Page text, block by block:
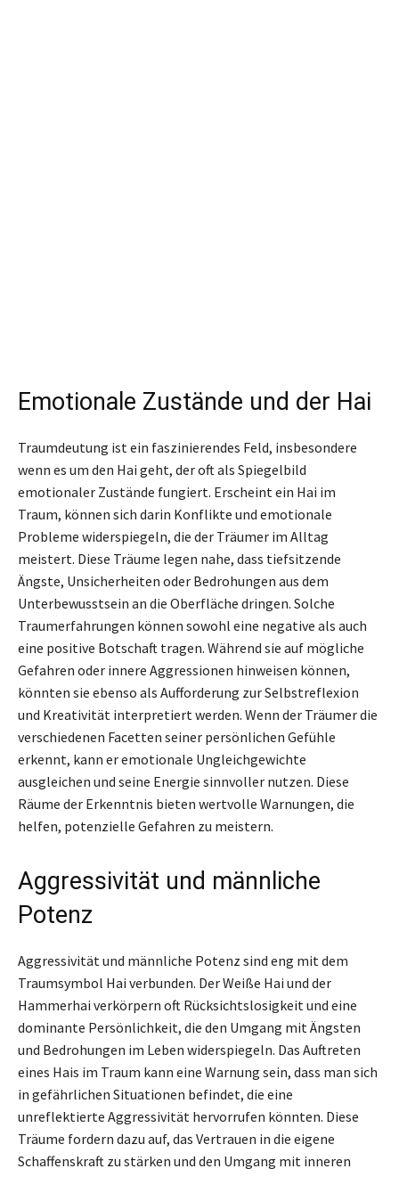
Emotionale Zustände und der Hai
Traumdeutung ist ein faszinierendes Feld, insbesondere
wenn es um den Hai geht, der oft als Spiegelbild
emotionaler Zustände fungiert. Erscheint ein Hai im
Traum, können sich darin Konflikte und emotionale
Probleme widerspiegeln, die der Träumer im Alltag
meistert. Diese Träume legen nahe, dass tiefsitzende
Ängste, Unsicherheiten oder Bedrohungen aus dem
Unterbewusstsein an die Oberfläche dringen. Solche
Traumerfahrungen können sowohl eine negative als auch
eine positive Botschaft tragen. Während sie auf mögliche
Gefahren oder innere Aggressionen hinweisen können,
könnten sie ebenso als Aufforderung zur Selbstreflexion
und Kreativität interpretiert werden. Wenn der Träumer die
verschiedenen Facetten seiner persönlichen Gefühle
erkennt, kann er emotionale Ungleichgewichte
ausgleichen und seine Energie sinnvoller nutzen. Diese
Räume der Erkenntnis bieten wertvolle Warnungen, die
helfen, potenzielle Gefahren zu meistern.
Aggressivität und männliche
Potenz
Aggressivität und männliche Potenz sind eng mit dem
Traumsymbol Hai verbunden. Der Weiße Hai und der
Hammerhai verkörpern oft Rücksichtslosigkeit und eine
dominante Persönlichkeit, die den Umgang mit Ängsten
und Bedrohungen im Leben widerspiegeln. Das Auftreten
eines Hais im Traum kann eine Warnung sein, dass man sich
in gefährlichen Situationen befindet, die eine
unreflektierte Aggressivität hervorrufen könnten. Diese
Träume fordern dazu auf, das Vertrauen in die eigene
Schaffenskraft zu stärken und den Umgang mit inneren